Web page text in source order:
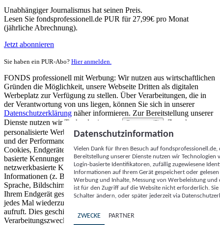
Unabhängiger Journalismus hat seinen Preis.
Lesen Sie fondsprofessionell.de PUR für 27,99€ pro Monat
(jährliche Abrechnung).
Jetzt abonnieren
Sie haben ein PUR-Abo? Hier anmelden.
FONDS professionell mit Werbung: Wir nutzen aus wirtschaftlichen
Gründen die Möglichkeit, unsere Webseite Dritten als digitalen
Werbeplatz zur Verfügung zu stellen. Über Verarbeitungen, die in
der Verantwortung von uns liegen, können Sie sich in unserer
Datenschutzerklärung näher informieren. Zur Bereitstellung unserer
Dienste nutzen wir Technologien von
Partnern (5)
. Zwecke:
personalisierte Werbung und Inhalte, Messung von Werbeleistung
und der Performance von Inhalten sowie Zielgruppenforschung.
Cookies, Endgeräte- oder ähnliche Online-Kennungen (z. B. login-
basierte Kennungen, zufällig generierte Kennungen,
netzwerkbasierte Kennungen) können zusammen mit anderen
Informationen (z. B. Browsertyp und Browserinformationen,
Sprache, Bildschirmgröße, unterstützte Technologien usw.) auf
Ihrem Endgerät gespeichert oder von dort ausgelesen werden, um es
jedes Mal wiederzuerkennen, wenn es eine App oder einer Webseite
aufruft. Dies geschieht für einen oder mehrere der hier aufgeführten
Verarbeitungszwecke.
Datenschutzinformation
Vielen Dank für Ihren Besuch auf
Bereitstellung unserer Dienste nutzen wir Technologien
Login-basierte Identifikatoren, zufällig zugewiesene
Informationen auf Ihrem Gerät gespeichert oder
Werbung und Inhalte, Messung von Werbeleistung
ist für den Zugriff auf die Website nicht erforderlich.
Schalter ändern, oder später jederzeit via
ZWECKE PARTNER